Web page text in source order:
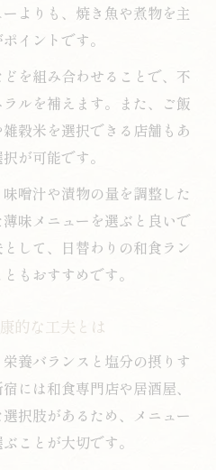
よりも、焼き魚や煮物を主
イントです。
を組み合わせることで、不
ルを補えます。また、ご飯
穀米を選択できる店舗もあ
が可能です。
噌汁や漬物の量を調整した
味メニューを選ぶと良いで
して、日替わりの和食ラン
もおすすめです。
的な工夫とは
養バランスと塩分の摂りす
には和食専門店や居酒屋、
択肢があるため、メニュー
ことが大切です。